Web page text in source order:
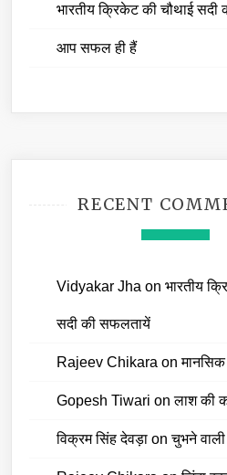
भारतीय क्रिकेट की चौथाई
आप सफल ही हैं
RECENT
Vidyakar Jha on भारतीय
सदी की सफलतायें
Rajeev Chikara onमानसिक
Gopesh Tiwari onलाश की
विक्रम सिंह देवड़ा onचुभने वाली